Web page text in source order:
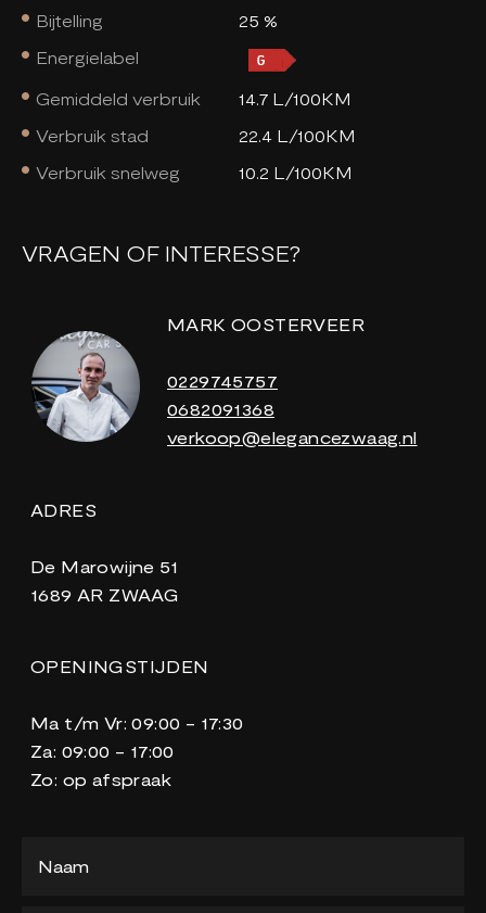
Bijtelling
25 %
Energielabel
Gemiddeld verbruik
14.7 L/100KM
Verbruik stad
22.4 L/100KM
Verbruik snelweg
10.2 L/100KM
VRAGEN OF INTERESSE?
MARK OOSTERVEER
0229745757
0682091368
verkoop@elegancezwaag.nl
ADRES
De Marowijne 51
1689 AR ZWAAG
OPENINGSTIJDEN
Ma t/m Vr: 09:00 - 17:30
Za: 09:00 - 17:00
Zo: op afspraak